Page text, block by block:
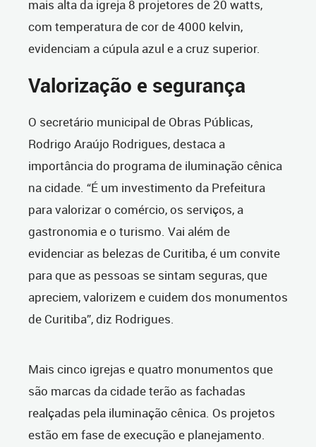
mais alta da igreja 8 projetores de 20 watts,
com temperatura de cor de 4000 kelvin,
evidenciam a cúpula azul e a cruz superior.
Valorização e segurança
O secretário municipal de Obras Públicas,
Rodrigo Araújo Rodrigues, destaca a
importância do programa de iluminação cênica
na cidade. “É um investimento da Prefeitura
para valorizar o comércio, os serviços, a
gastronomia e o turismo. Vai além de
evidenciar as belezas de Curitiba, é um convite
para que as pessoas se sintam seguras, que
apreciem, valorizem e cuidem dos monumentos
de Curitiba”, diz Rodrigues.
Mais cinco igrejas e quatro monumentos que
são marcas da cidade terão as fachadas
realçadas pela iluminação cênica. Os projetos
estão em fase de execução e planejamento.